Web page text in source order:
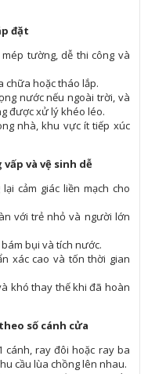
đặt
tường, dễ thi công và
chữa hoặc tháo lắp.
nước nếu ngoài trời, và
được xử lý khéo léo.
nhà, khu vực ít tiếp xúc
vấp và vệ sinh dễ
cảm giác liền mạch cho
với trẻ nhỏ và người lớn
bụi và tích nước.
xác cao và tốn thời gian
khó thay thế khi đã hoàn
số cánh cửa
cánh, ray đôi hoặc ray ba
cầu lùa chồng lên nhau.